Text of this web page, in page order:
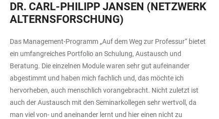
DR. CARL-PHILIPP JANSEN (NETZWERK
ALTERNSFORSCHUNG)
Das Management-Programm „Auf dem Weg zur Professur“ bietet
ein umfangreiches Portfolio an Schulung, Austausch und
Beratung. Die einzelnen Module waren sehr gut aufeinander
abgestimmt und haben mich fachlich und, das möchte ich
hervorheben, auch menschlich vorangebracht. Nicht zuletzt ist
auch der Austausch mit den Seminarkollegen sehr wertvoll, da
man viel von- und aneinander lernt und hier einen nicht zu